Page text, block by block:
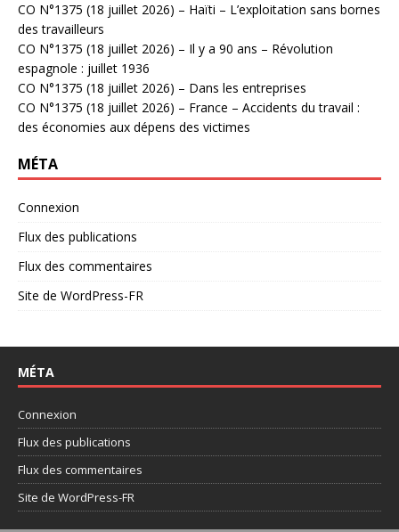
CO N°1375 (18 juillet 2026) – Haïti – L’exploitation sans bornes
des travailleurs
CO N°1375 (18 juillet 2026) – Il y a 90 ans – Révolution
espagnole : juillet 1936
CO N°1375 (18 juillet 2026) – Dans les entreprises
CO N°1375 (18 juillet 2026) – France – Accidents du travail :
des économies aux dépens des victimes
MÉTA
Connexion
Flux des publications
Flux des commentaires
Site de WordPress-FR
MÉTA
Connexion
Flux des publications
Flux des commentaires
Site de WordPress-FR